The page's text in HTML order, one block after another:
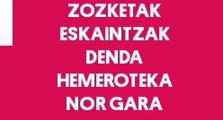
ZOZKETAK
ESKAINTZAK
DENDA
HEMEROTEKA
NOR GARA